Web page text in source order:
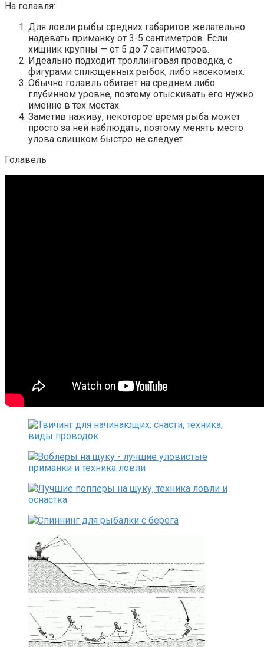
На голавля:
Для ловли рыбы средних габаритов желательно
надевать приманку от 3-5 сантиметров. Если
хищник крупны — от 5 до 7 сантиметров.
Идеально подходит троллинговая проводка, с
фигурами сплющенных рыбок, либо насекомых.
Обычно голавль обитает на среднем либо
глубинном уровне, поэтому отыскивать его нужно
именно в тех местах.
Заметив наживу, некоторое время рыба может
просто за ней наблюдать, поэтому менять место
улова слишком быстро не следует.
Голавель